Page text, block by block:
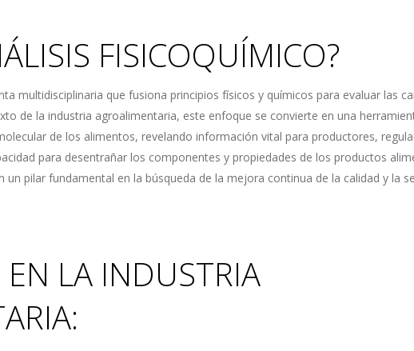
FISICOQUÍMICO?
multidisciplinaria que fusiona principios físicos y químicos para evaluar las
de la industria agroalimentaria, este enfoque se convierte en una
de los alimentos, revelando información vital para productores,
para desentrañar los componentes y propiedades de los productos
pilar fundamental en la búsqueda de la mejora continua de la calidad y la
LA INDUSTRIA